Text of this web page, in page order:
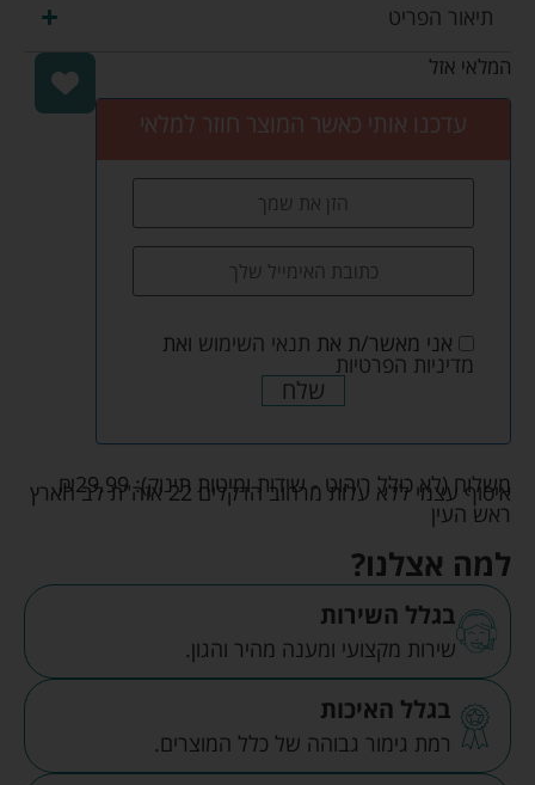
תיאור הפריט
המלאי אזל
עדכנו אותי כאשר המוצר חוזר למלאי
אני מאשר/ת את תנאי השימוש ואת
מדיניות הפרטיות
שלח
משלוח (לא כולל ריהוט - שידות ומיטות תינוק): ₪29.99
איסוף עצמי ללא עלות מרחוב הדקלים 22 אזה"ת לב הארץ
ראש העין
למה אצלנו?
בגלל השירות
שירות מקצועי ומענה מהיר והגון.
בגלל האיכות
רמת גימור גבוהה של כלל המוצרים.